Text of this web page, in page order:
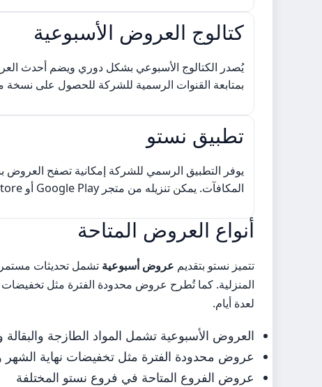
كتالوج العروض الأسبوعية
يُصدر الكتالوج الأسبوعي بشكل دوري ويضم أحدث
بمتابعة القنوات الرسمية للشركة للحصول على نسخة
تطبيق نستو
يوفر التطبيق الرسمي للشركة إمكانية تصفح
المكافآت. يمكن تنزيله من متجر Google Play أو App Store.
أنواع العروض المتاحة
تتميز نستو بتقديم عروض أسبوعية تشمل تحديثات مستمرة
المنزلية. كما تُطرح عروض محدودة الفترة مثل تخفيضات
لعدة أيام.
العروض الأسبوعية تشمل المواد الطازجة والبقالة
عروض محدودة الفترة مثل تخفيضات نهاية الشهر
عروض الفروع المتاحة في فروع نستو المختلفة